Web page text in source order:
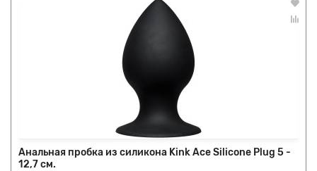
Анальная пробка из силикона Kink Ace Silicone Plug 5 -
12,7 см.